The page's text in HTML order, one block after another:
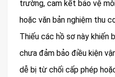
trường, cam kết bảo vệ
hoặc văn bản nghiệm thu
Thiếu các hồ sơ này khiến
chưa đảm bảo điều kiện
dễ bị từ chối cấp phép